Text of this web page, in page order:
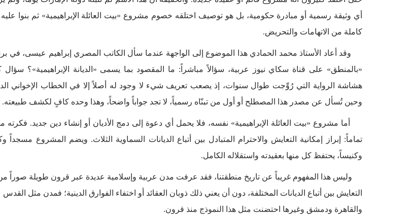
أي وثيقة رسمية أو مبادرة حكومية، بل هو توصيف اختلقه خصوم مشروع «بيت العائلة الإبراهيمية» ثم بنوا
كاملة من الاتهامات والتحريض.
وقد أعاد الأستاذ محمد الحمادي هذا الموضوع إلى الواجهة عندما سأل الكاتب المصري إبراهيم عيسى، في
«بالمنطق» على قناة سكاي نيوز عربية، سؤالاً مباشراً: ما المقصود بما يسمى «الديانة الإبراهيمية»؟
هشاشة الرواية التي رُوِّجت طوال سنوات، إذ يصعب تعريف شيء لا وجود له أصلاً إلا في الخطاب الإخواني
وحين تُسأل عن مصدر هذا المصطلح أو أول من تبنّاه رسمياً، لا تجد جواباً واضحاً، وهذا وحده كافٍ لكشف طبيعته.
أما مشروع «بيت العائلة الإبراهيمية» نفسه، فلا يحمل أي دعوة إلى دمج الأديان أو إنشاء دين جديد. فكرته
تماماً: إبراز إمكانية التعايش والاحترام المتبادل بين أتباع الديانات السماوية الثلاث. ويضم المشروع مسجداً
وكنيساً، يحتفظ كل منها بعقيدته واستقلاله الكامل.
وليس هذا المفهوم غريباً عن تاريخ منطقتنا، فقد عرفت مدن عربية وإسلامية عديدة عبر قرون طويلة صوراً
التعايش بين أتباع الديانات المختلفة، دون أن يعني ذلك ذوبان العقائد أو اختفاء الفوارق الدينية؛ فمدن مثل القدس
والقاهرة ودمشق وغيرها احتضنت مثل هذا النموذج منذ قرون.